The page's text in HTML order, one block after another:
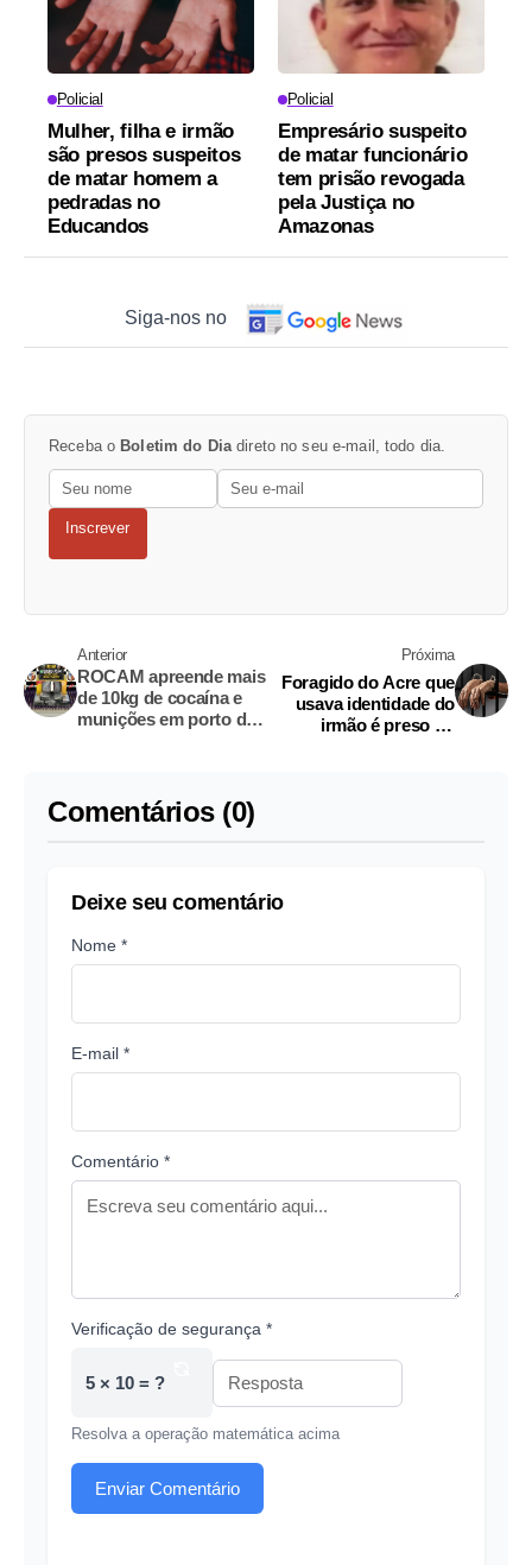
Policial
Mulher, filha e irmão
são presos suspeitos
de matar homem a
pedradas no
Educandos
Policial
Empresário suspeito
de matar funcionário
tem prisão revogada
pela Justiça no
Amazonas
Siga-nos no
Receba o Boletim do Dia direto no seu e-mail, todo dia.
Inscrever
Anterior
ROCAM apreende mais
de 10kg de cocaína e
munições em porto de
Próxima
Foragido do Acre que
usava identidade do
irmão é preso no
Comentários (0)
Deixe seu comentário
Nome *
E-mail *
Comentário *
Verificação de segurança *
5 × 10 = ?
Resolva a operação matemática acima
Enviar Comentário